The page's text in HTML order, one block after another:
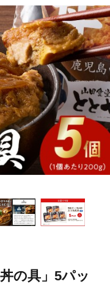
の具」5パッ